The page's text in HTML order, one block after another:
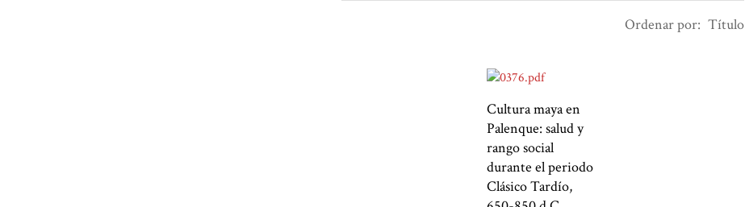
Ordenar por: Título
Cultura maya en
Palenque: salud y
rango social
durante el periodo
Clásico Tardío,